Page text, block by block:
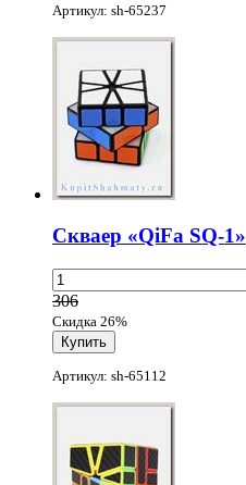
Артикул: sh-65237
Скваер «QiFa SQ-1»
306
Скидка 26%
Артикул: sh-65112